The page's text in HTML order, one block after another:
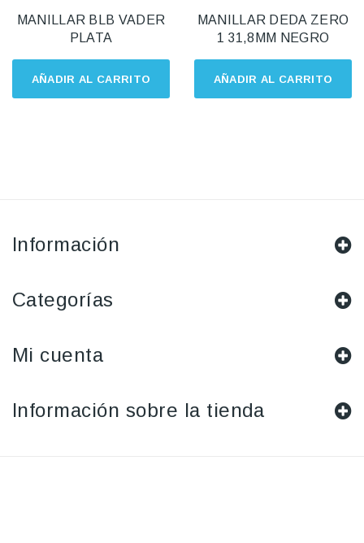
AÑADIR AL CARRITO
MANILLAR BLB VADER
PLATA
AÑADIR AL CARRITO
MANILLAR DEDA ZERO
1 31,8MM NEGRO
Información
Categorías
Mi cuenta
Información sobre la tienda